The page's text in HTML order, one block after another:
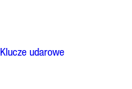
Klucze udarowe